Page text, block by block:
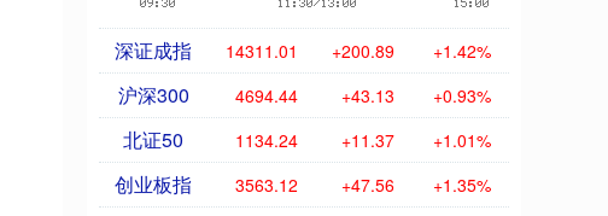
深证成指 14311.01 +200.89 +1.42%
沪深300 4694.44 +43.13 +0.93%
北证50 1134.24 +11.37 +1.01%
创业板指 3563.12 +47.56 +1.35%